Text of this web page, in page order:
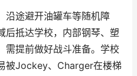
沿途避开油罐车等随机障
后抵达学校，内部钢琴、塑
需提前做好战斗准备。学校
被Jockey、Charger在楼梯